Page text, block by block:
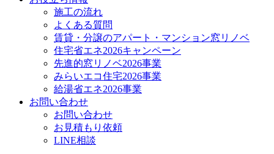
施工の流れ
よくある質問
賃貸・分譲のアパート・マンション窓リノベ
住宅省エネ2026キャンペーン
先進的窓リノベ2026事業
みらいエコ住宅2026事業
給湯省エネ2026事業
お問い合わせ
お問い合わせ
お見積もり依頼
LINE相談